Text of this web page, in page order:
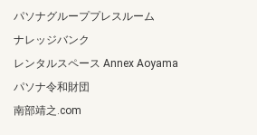
パソナグループプレスルーム
ナレッジバンク
レンタルスペース Annex Aoyama
パソナ令和財団
南部靖之.com